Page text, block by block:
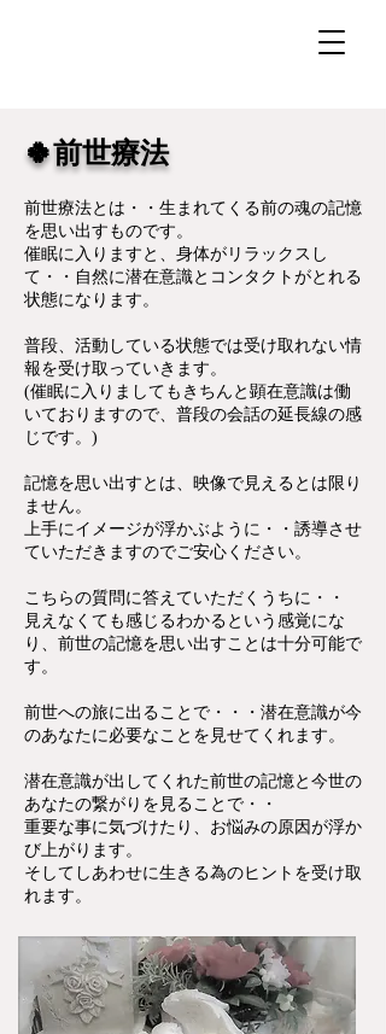
🍀前世療法
前世療法とは・・生まれてくる前の魂の記憶
を思い出すものです。
催眠に入りますと、身体がリラックスし
て・・自然に潜在意識とコンタクトがとれる
状態になります。
普段、活動している状態では受け取れない情
報を受け取っていきます。
(催眠に入りましてもきちんと顕在意識は働
いておりますので、普段の会話の延長線の感
じです。)
記憶を思い出すとは、映像で見えるとは限り
ません。
上手にイメージが浮かぶように・・誘導させ
ていただきますのでご安心ください。
こちらの質問に答えていただくうちに・・
見えなくても感じるわかるという感覚にな
り、前世の記憶を思い出すことは十分可能で
す。
前世への旅に出ることで・・・潜在意識が今
のあなたに必要なことを見せてくれます。
潜在意識が出してくれた前世の記憶と今世の
あなたの繋がりを見ることで・・
重要な事に気づけたり、お悩みの原因が浮か
び上がります。
そしてしあわせに生きる為のヒントを受け取
れます。